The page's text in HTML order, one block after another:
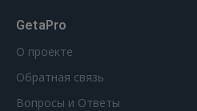
GetaPro
О проекте
Обратная связь
Вопросы и Ответы